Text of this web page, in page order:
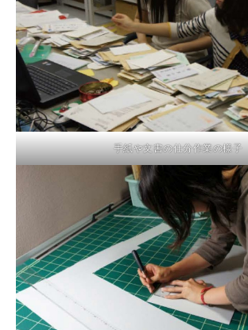
手紙や文書の仕分作業の様子